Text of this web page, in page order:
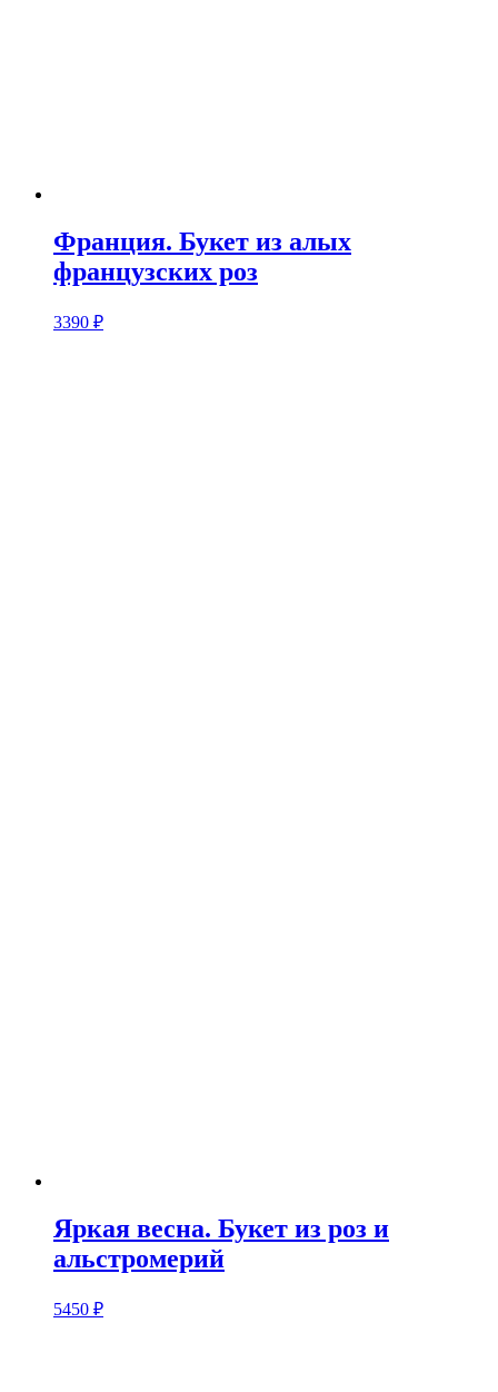
Франция. Букет из алых
французских роз
3390 ₽
Яркая весна. Букет из роз и
альстромерий
5450 ₽